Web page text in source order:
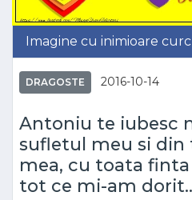
Imagine cu inimioare
DRAGOSTE 2016-10-14
Antoniu te iubesc
sufletul meu si din
mea, cu toata
tot ce mi-am